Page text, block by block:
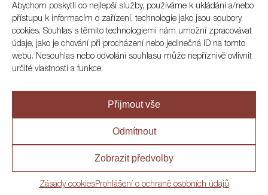
Abychom poskytli co nejlepší služby, používáme k ukládání a/nebo
přístupu k informacím o zařízení, technologie jako jsou soubory
cookies. Souhlas s těmito technologiemi nám umožní zpracovávat
údaje, jako je chování při procházení nebo jedinečná ID na tomto
webu. Nesouhlas nebo odvolání souhlasu může nepříznivě ovlivnit
určité vlastnosti a funkce.
Přijmout vše
Odmítnout
Zobrazit předvolby
Zásady cookiesProhlášení o ochraně osobních údajů
ARGO Numismatika
Korunní 83, Praha 3
+420 222 561 343
info@numisargo.com
© 2020 ARGO Numismatika